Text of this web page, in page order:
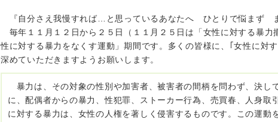
『自分さえ我慢すれば…と思っているあなたへ ひとりで悩まず
毎年１１月１２日から２５日（１１月２５日は「女性に対する暴力
性に対する暴力をなくす運動」期間です。多くの皆様に、｢女性に対
深めていただきますようお願いします。
暴力は、その対象の性別や加害者、被害者の間柄を問わず、決し
に、配偶者からの暴力、性犯罪、ストーカー行為、売買春、人身取
に対する暴力は、女性の人権を著しく侵害するものです。この運動